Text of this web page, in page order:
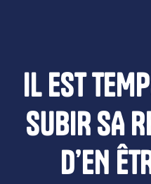
IL EST
SUBIR SA
D’EN